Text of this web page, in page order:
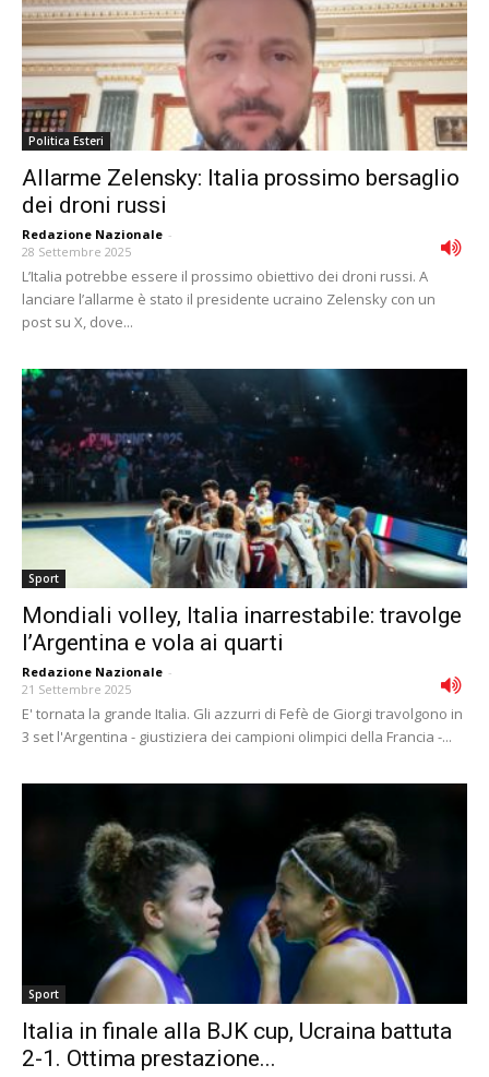
Politica Esteri
Allarme Zelensky: Italia prossimo bersaglio
dei droni russi
Redazione Nazionale -
28 Settembre 2025
L’Italia potrebbe essere il prossimo obiettivo dei droni russi. A
lanciare l’allarme è stato il presidente ucraino Zelensky con un
post su X, dove...
Sport
Mondiali volley, Italia inarrestabile: travolge
l’Argentina e vola ai quarti
Redazione Nazionale -
21 Settembre 2025
E' tornata la grande Italia. Gli azzurri di Fefè de Giorgi travolgono in
3 set l'Argentina - giustiziera dei campioni olimpici della Francia -...
Sport
Italia in finale alla BJK cup, Ucraina battuta
2-1. Ottima prestazione...